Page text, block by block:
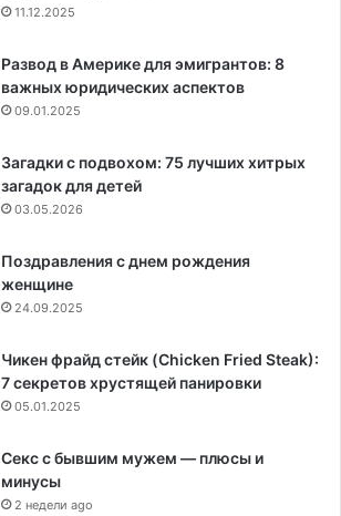
11.12.2025
Развод в Америке для эмигрантов: 8
важных юридических аспектов
09.01.2025
Загадки с подвохом: 75 лучших хитрых
загадок для детей
03.05.2026
Поздравления с днем рождения
женщине
24.09.2025
Чикен фрайд стейк (Chicken Fried Steak):
7 секретов хрустящей панировки
05.01.2025
Секс с бывшим мужем — плюсы и
минусы
2 недели ago